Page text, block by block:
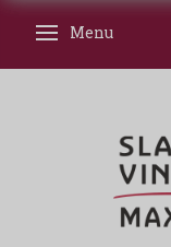
Skifte navigation
Menu